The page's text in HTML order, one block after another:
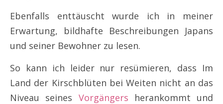
Ebenfalls enttäuscht wurde ich in meiner
Erwartung, bildhafte Beschreibungen Japans
und seiner Bewohner zu lesen.
So kann ich leider nur resümieren, dass Im
Land der Kirschblüten bei Weiten nicht an das
Niveau seines Vorgängers herankommt und